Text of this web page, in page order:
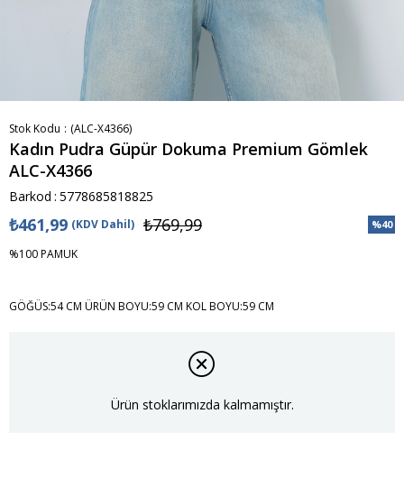
Stok Kodu (ALC-X4366)
Kadın Pudra Güpür Dokuma Premium Gömlek
ALC-X4366
Barkod : 5778685818825
%40
₺769,99
₺461,99 (KDV Dahil)
%100 PAMUK
GÖĞÜS:54 CM ÜRÜN BOYU:59 CM KOL BOYU:59 CM
Ürün stoklarımızda kalmamıştır.